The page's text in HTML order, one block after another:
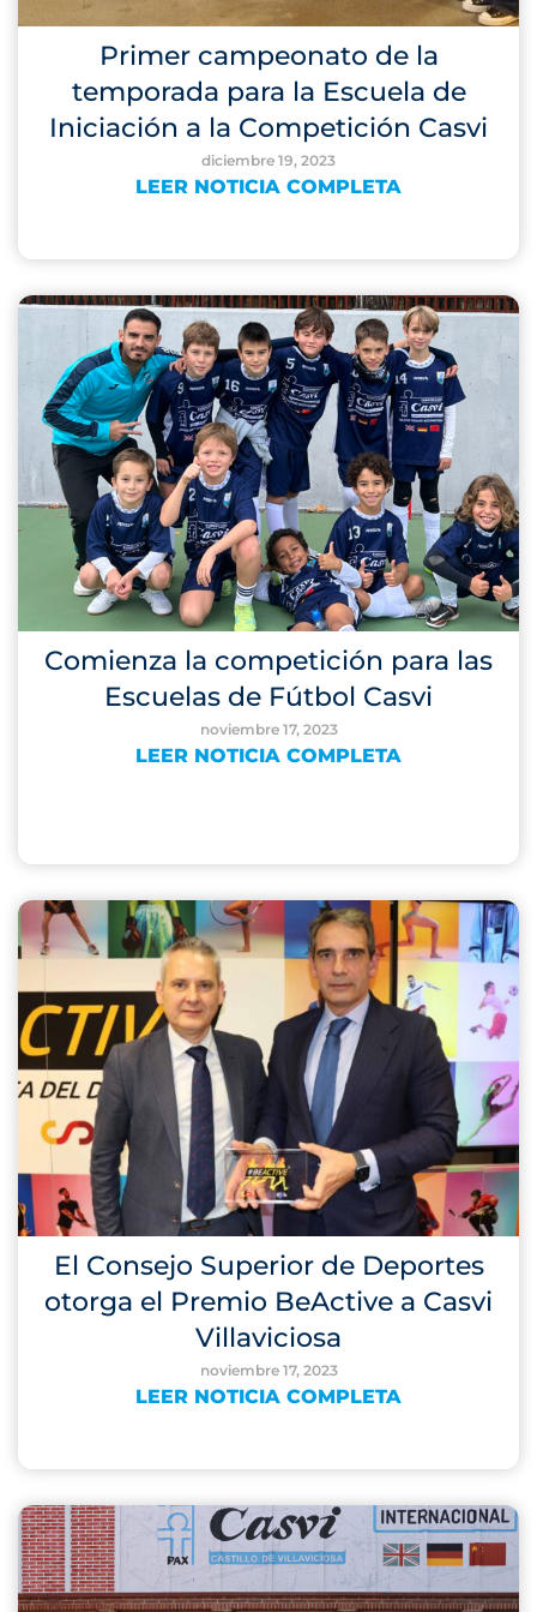
Primer campeonato de la
temporada para la Escuela de
Iniciación a la Competición Casvi
diciembre 19, 2023
LEER NOTICIA COMPLETA
Comienza la competición para las
Escuelas de Fútbol Casvi
noviembre 17, 2023
LEER NOTICIA COMPLETA
El Consejo Superior de Deportes
otorga el Premio BeActive a Casvi
Villaviciosa
noviembre 17, 2023
LEER NOTICIA COMPLETA